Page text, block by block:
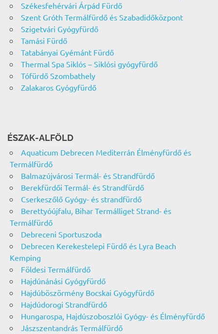
Székesfehérvári Árpád Fürdő
Szent Gróth Termálfürdő és Szabadidőközpont
Szigetvári Gyógyfürdő
Tamási Fürdő
Tatabányai Gyémánt Fürdő
Thermal Spa Siklós – Siklósi gyógyfürdő
Tófürdő Szombathely
Zalakaros Gyógyfürdő
ÉSZAK-ALFÖLD
Aquaticum Debrecen Mediterrán Élményfürdő és
Termálfürdő
Balmazújvárosi Termál- és Strandfürdő
Berekfürdői Termál- és Strandfürdő
Cserkeszőlő Gyógy- és strandfürdő
Berettyóújfalu, Bihar Termálliget Strand- és
Termálfürdő
Debreceni Sportuszoda
Debrecen Kerekestelepi Fürdő és Lyra Beach
Kemping
Földesi Termálfürdő
Hajdúnánási Gyógyfürdő
Hajdúböszörmény Bocskai Gyógyfürdő
Hajdúdorogi Strandfürdő
Hungarospa, Hajdúszoboszlói Gyógy- és Élményfürdő
Jászszentandrás Termálfürdő